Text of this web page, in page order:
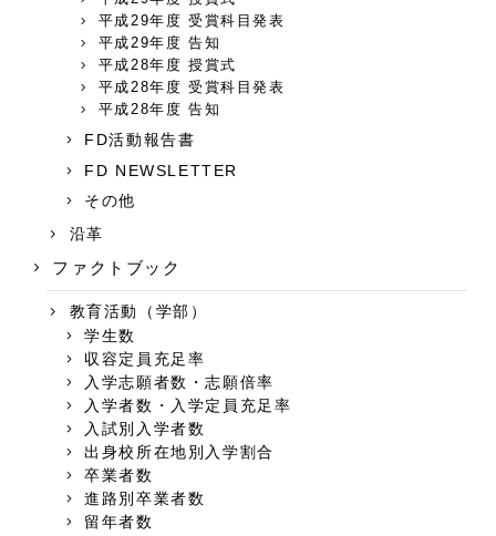
平成29年度 受賞科目発表
平成29年度 告知
平成28年度 授賞式
平成28年度 受賞科目発表
平成28年度 告知
FD活動報告書
FD NEWSLETTER
その他
沿革
ファクトブック
教育活動（学部）
学生数
収容定員充足率
入学志願者数・志願倍率
入学者数・入学定員充足率
入試別入学者数
出身校所在地別入学割合
卒業者数
進路別卒業者数
留年者数